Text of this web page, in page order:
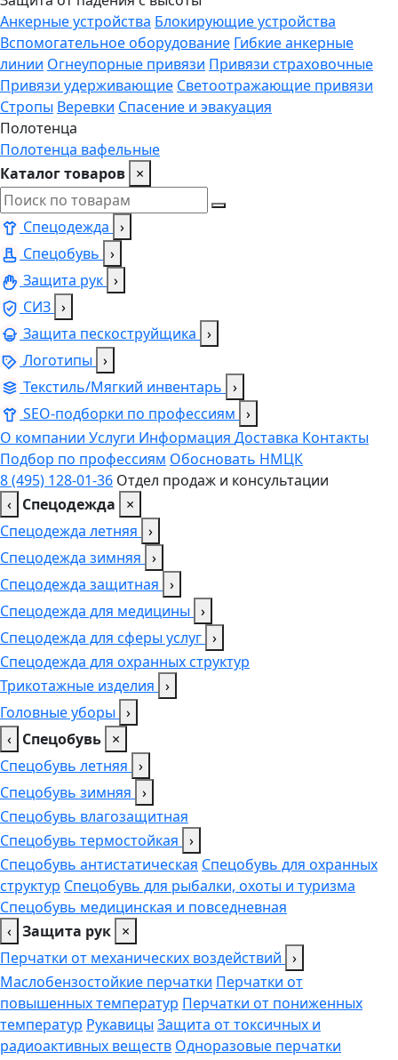
Анкерные устройства Блокирующие устройства
Вспомогательное оборудование Гибкие анкерные
линии Огнеупорные привязи Привязи страховочные
Привязи удерживающие Светоотражающие привязи
Стропы Веревки Спасение и эвакуация
Полотенца
Полотенца вафельные
Каталог товаров ×
Спецодежда ›
Спецобувь ›
Защита рук ›
СИЗ ›
Защита пескоструйщика ›
Логотипы ›
Текстиль/Мягкий инвентарь ›
SEO-подборки по профессиям ›
О компании Услуги Информация Доставка Контакты
Подбор по профессиям Обосновать НМЦК
8 (495) 128-01-36 Отдел продаж и консультации
‹ Спецодежда
×
Спецодежда летняя ›
Спецодежда зимняя ›
Спецодежда защитная ›
Спецодежда для медицины ›
Спецодежда для сферы услуг ›
Спецодежда для охранных структур
Трикотажные изделия ›
Головные уборы ›
‹ Спецобувь ×
Спецобувь летняя ›
Спецобувь зимняя ›
Спецобувь влагозащитная
Спецобувь термостойкая ›
Спецобувь антистатическая Спецобувь для охранных
структур Спецобувь для рыбалки, охоты и туризма
Спецобувь медицинская и повседневная
‹ Защита рук ×
Перчатки от механических воздействий ›
Маслобензостойкие перчатки Перчатки от
повышенных температур Перчатки от пониженных
температур Рукавицы Защита от токсичных и
радиоактивных веществ Одноразовые перчатки